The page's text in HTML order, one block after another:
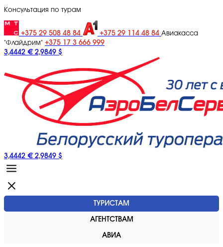
Консультация по турам
+375 29 508 48 84 +375 29 114 48 84 Авиакасса
"Флайдрим" +375 17 3 666 999
3,4442 € 2,9849 $
3,4442 € 2,9849 $
ТУРИСТАМ
АГЕНТСТВАМ
АВИА